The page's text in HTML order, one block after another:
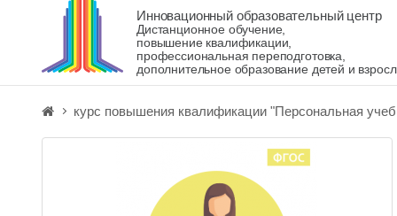
Инновационный образовательный центр
Дистанционное обучение,
повышение квалификации,
профессиональная переподготовка,
дополнительное образование детей и
курс повышения квалификации "Персональная